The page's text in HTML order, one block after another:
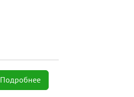
Подробнее